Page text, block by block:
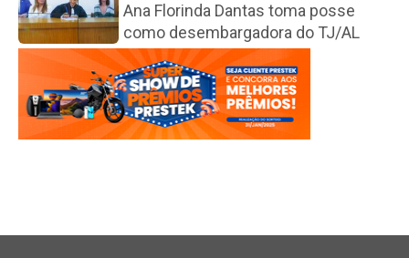
Ana Florinda Dantas toma posse
como desembargadora do TJ/AL